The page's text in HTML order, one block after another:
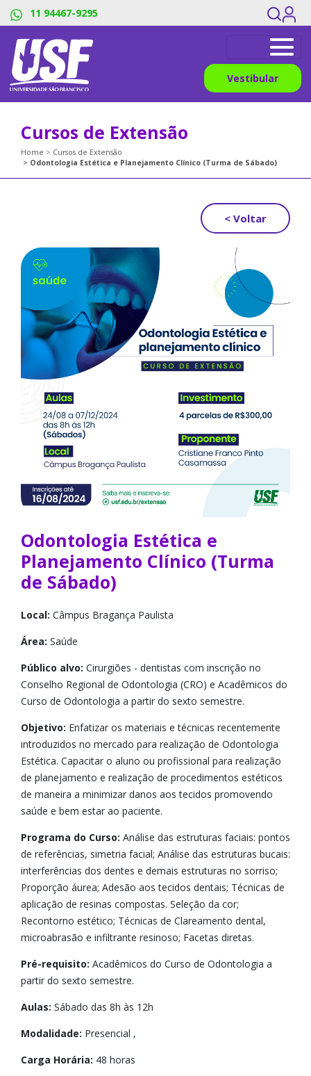
11 94467-9295
Vestibular
Cursos de Extensão
Home
Cursos de Extensão
Odontologia Estética e Planejamento Clínico (Turma de Sábado)
< Voltar
Odontologia Estética e
Planejamento Clínico (Turma
de Sábado)
Local: Câmpus Bragança Paulista
Área: Saúde
Público alvo: Cirurgiões - dentistas com inscrição no
Conselho Regional de Odontologia (CRO) e Acadêmicos do
Curso de Odontologia a partir do sexto semestre.
Objetivo: Enfatizar os materiais e técnicas recentemente
introduzidos no mercado para realização de Odontologia
Estética. Capacitar o aluno ou profissional para realização
de planejamento e realização de procedimentos estéticos
de maneira a minimizar danos aos tecidos promovendo
saúde e bem estar ao paciente.
Programa do Curso: Análise das estruturas faciais: pontos
de referências, simetria facial; Análise das estruturas bucais:
interferências dos dentes e demais estruturas no sorriso;
Proporção áurea; Adesão aos tecidos dentais; Técnicas de
aplicação de resinas compostas. Seleção da cor;
Recontorno estético; Técnicas de Clareamento dental,
microabrasão e infiltrante resinoso; Facetas diretas.
Pré-requisito: Acadêmicos do Curso de Odontologia a
partir do sexto semestre.
Aulas: Sábado das 8h às 12h
Modalidade: Presencial ,
Carga Horária: 48 horas